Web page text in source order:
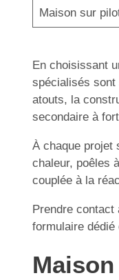
Maison sur
En choisissant
spécialisés
atouts, la
secondaire à
À chaque projet
chaleur, poêles
couplée à la
Prendre
formulaire dédié